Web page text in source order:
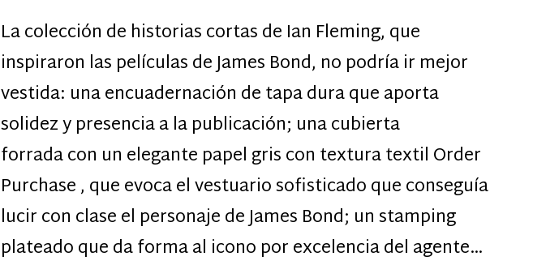
La colección de historias cortas de Ian Fleming, que
inspiraron las películas de James Bond, no podría ir mejor
vestida: una encuadernación de tapa dura que aporta
solidez y presencia a la publicación; una cubierta
forrada con un elegante papel gris con textura textil Order
Purchase , que evoca el vestuario sofisticado que conseguía
lucir con clase el personaje de James Bond; un stamping
plateado que da forma al icono por excelencia del agente…